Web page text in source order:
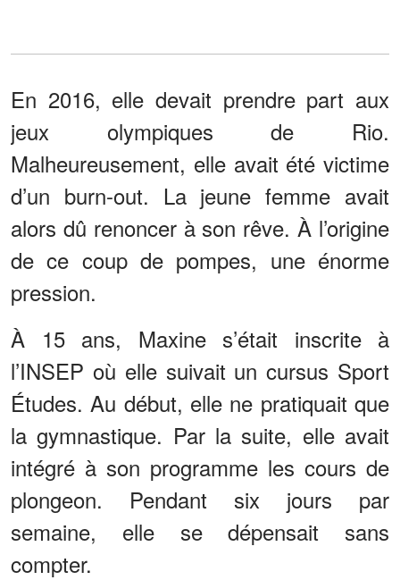
En 2016, elle devait prendre part aux
jeux olympiques de Rio.
Malheureusement, elle avait été victime
d’un burn-out. La jeune femme avait
alors dû renoncer à son rêve. À l’origine
de ce coup de pompes, une énorme
pression.
À 15 ans, Maxine s’était inscrite à
l’INSEP où elle suivait un cursus Sport
Études. Au début, elle ne pratiquait que
la gymnastique. Par la suite, elle avait
intégré à son programme les cours de
plongeon. Pendant six jours par
semaine, elle se dépensait sans
compter.